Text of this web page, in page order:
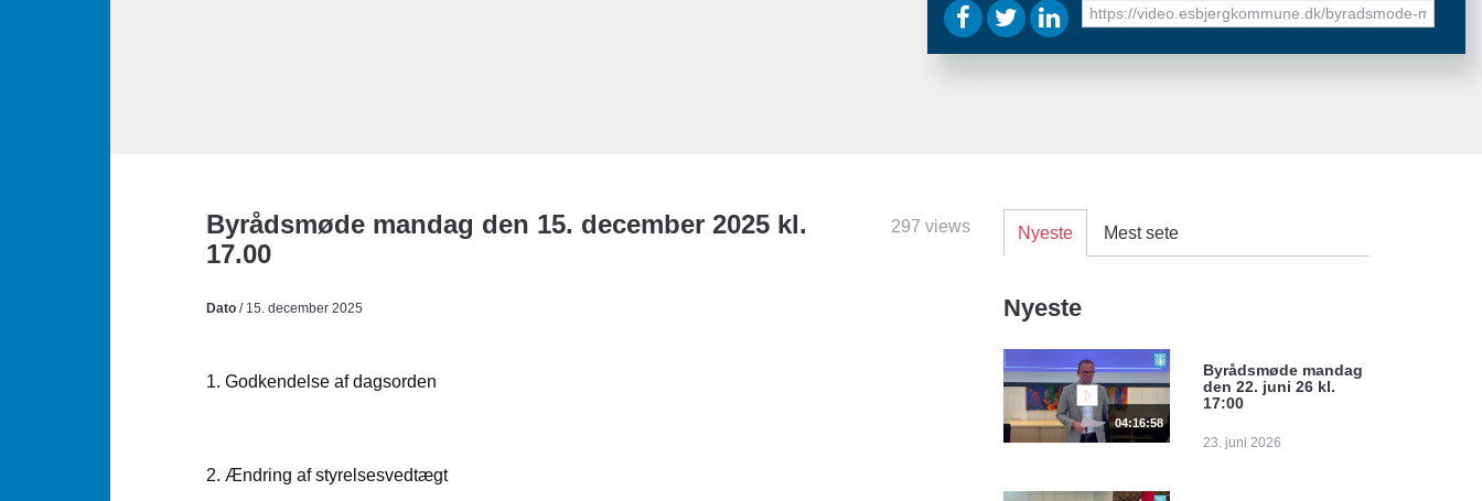
URL
to
Byrådsmøde mandag den 15. december 2025 kl.
17.00
297 views
Dato / 15. december 2025
1. Godkendelse af dagsorden
2. Ændring af styrelsesvedtægt
Nyeste Mest sete
Nyeste
04:16:58
Byrådsmøde mandag
den 22. juni 26 kl.
17:00
23. juni 2026